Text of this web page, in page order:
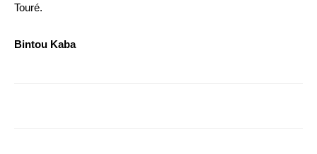
Touré.
Bintou Kaba